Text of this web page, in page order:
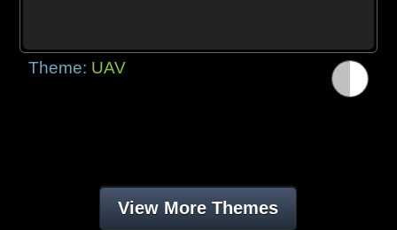
Theme: UAV
View More Themes